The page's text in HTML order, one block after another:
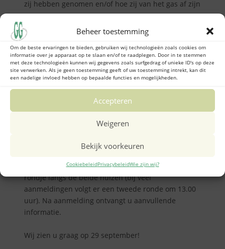
Beheer toestemming
Om de beste ervaringen te bieden, gebruiken wij technologieën zoals cookies om
informatie over je apparaat op te slaan en/of te raadplegen. Door in te stemmen
met deze technologieën kunnen wij gegevens zoals surfgedrag of unieke ID's op deze
site verwerken. Als je geen toestemming geeft of uw toestemming intrekt, kan dit
een nadelige invloed hebben op bepaalde functies en mogelijkheden.
Accepteren
Weigeren
Bekijk voorkeuren
CookiebeleidPrivacybeleidWie zijn wij?
zij hebben genomen en/of hoe zij van het gas af zijn
gegaan.
Op
ontvangen twee
buurtbewoners met eenhybridewarmtepompu in
hun woning. Bij beide woningen zijn ook nog
andere energie-maatregelen te zien, zoals o.a. een
kunt dan over deze voorzieningen vragen stellen
Heeft u interesse, aarzel niet en meld u aan op
energietransitie@geerdinkhof.nl. Aanmelden kan
tot en met uiterlijk woensdag 25 september. We
lopen met kleine groepjes vanaf 11.00 uur een
rondje langs de beide huizen (bij veel
aanmeldingen volgt er een tweede ronde om 13.00
uur). Na aanmelding ontvangt u aanvullende
informatie.
Wij zien u graag op 29 september!